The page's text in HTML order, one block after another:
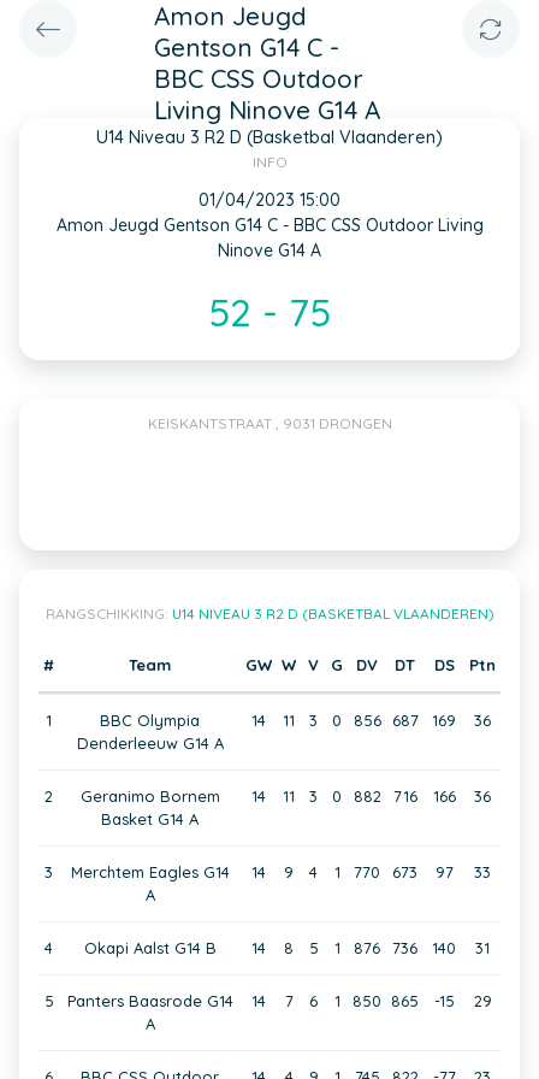
Amon Jeugd
Gentson G14 C -
BBC CSS Outdoor
Living Ninove G14 A
U14 Niveau 3 R2 D (Basketbal Vlaanderen)
INFO
01/04/2023 15:00
Amon Jeugd Gentson G14 C - BBC CSS Outdoor Living
Ninove G14 A
52 - 75
KEISKANTSTRAAT , 9031 DRONGEN
RANGSCHIKKING: U14 NIVEAU 3 R2 D (BASKETBAL VLAANDEREN)
# Team GW W V G DV DT DS Ptn
1
BBC Olympia
Denderleeuw G14 A
14 11 3 0 856 687 169 36
2
Geranimo Bornem
Basket G14 A
14 11 3 0 882 716 166 36
3
Merchtem Eagles G14
A
14 9 4 1 770 673 97 33
4 Okapi Aalst G14 B 14 8 5 1 876 736 140 31
5
Panters Baasrode G14
A
14 7 6 1 850 865 -15 29